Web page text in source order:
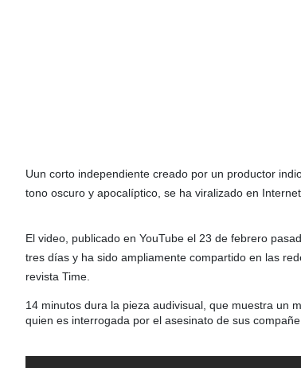
Uun corto independiente creado por un productor
tono oscuro y apocalíptico, se ha viralizado en Internet.
El video, publicado en YouTube el 23 de febrero
tres días y ha sido ampliamente compartido en las
revista Time.
14 minutos dura la pieza audivisual, que muestra un
quien es interrogada por el asesinato de sus